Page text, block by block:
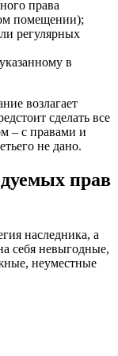
права
помещении);
регулярных
в
возлагает
сделать все
– с правами и
не дано.
прав
наследника, а
себя невыгодные,
неуместные